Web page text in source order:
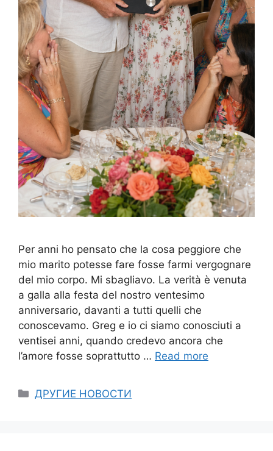
Per anni ho pensato che la cosa peggiore che
mio marito potesse fare fosse farmi vergognare
del mio corpo. Mi sbagliavo. La verità è venuta
a galla alla festa del nostro ventesimo
anniversario, davanti a tutti quelli che
conoscevamo. Greg e io ci siamo conosciuti a
ventisei anni, quando credevo ancora che
l’amore fosse soprattutto … Read more
Categories
ДРУГИЕ НОВОСТИ